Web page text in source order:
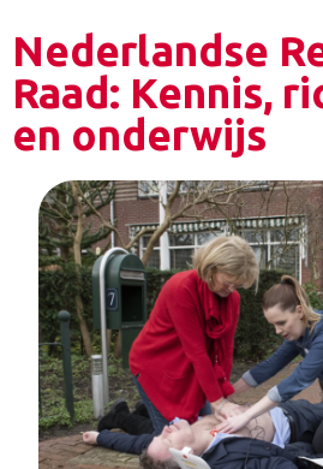
Nederlandse
Raad: Kennis,
en onderwijs
Alles over
De NRR verzamelt, legt
kennis rondom reanimatie
optimaliseren van de
vergroten van de kennis
alle personen die bij de